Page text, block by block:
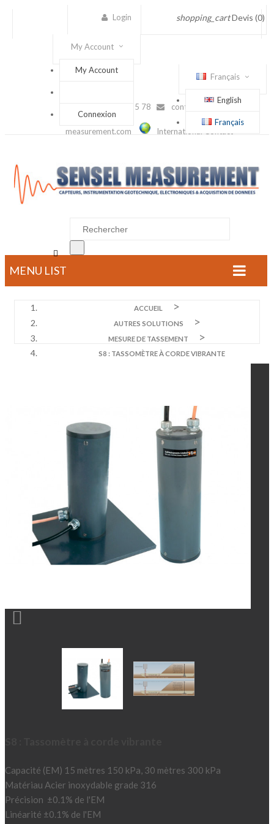
shopping_cart Devis (0)
Login
My Account
My Account
Connexion
Français
English
Français
(+33) 1 56 88 25 78 contact@sensel-
measurement.com International Contact

MENU LIST
ACCUEIL
AUTRES SOLUTIONS
MESURE DE TASSEMENT
S8 : TASSOMÈTRE À CORDE VIBRANTE

Capacité (EM) 15 mètres 150 kPa, 30 mètres 300 kPa
Matériau Acier inoxydable grade 316
Précision ±0.1% de l'EM
Linéarité ±0.1% de l'EM